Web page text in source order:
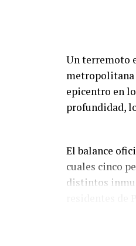
Un terremoto
metropolitana
epicentro en
profundidad,
El balance
cuales cinco
distintos
Las
Pozzuoli